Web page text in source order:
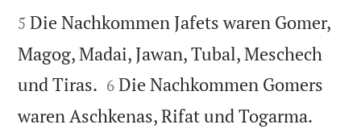


5 Die Nachkommen Jafets waren Gomer,
Magog, Madai, Jawan, Tubal, Meschech
und Tiras. 

6 Die Nachkommen Gomers
waren Aschkenas, Rifat und Togarma.